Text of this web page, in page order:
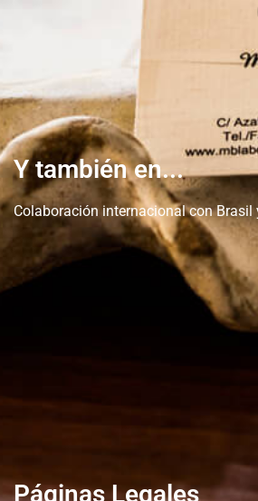
Y también en...
Colaboración internacional con Brasil
Páginas Legales